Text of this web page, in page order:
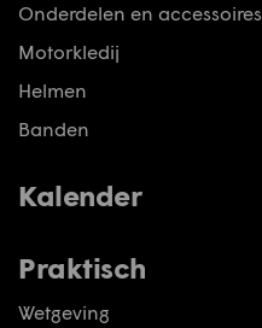
Onderdelen en accessoires
Motorkledij
Helmen
Banden
Kalender
Praktisch
Wetgeving